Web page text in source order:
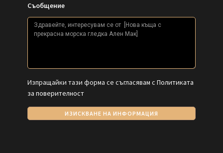
Съобщение
Изпращайки тази форма се съгласявам с Политиката
за поверителност
ИЗИСКВАНЕ НА ИНФОРМАЦИЯ